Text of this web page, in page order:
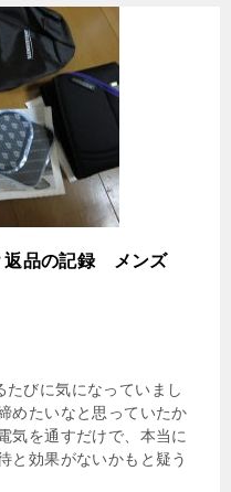
返品の記録 メンズ
びに気になっていまし
めたいなと思っていたか
気を通すだけで、本当に
と効果がないかもと疑う